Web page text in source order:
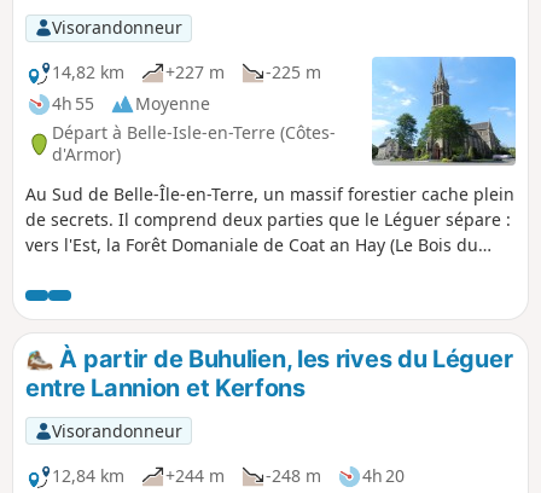
Visorandonneur
14,82 km
+227 m
-225 m
4h 55
Moyenne
Départ à Belle-Isle-en-Terre (Côtes-
d'Armor)
Au Sud de Belle-Île-en-Terre, un massif forestier cache plein
de secrets. Il comprend deux parties que le Léguer sépare :
vers l'Est, la Forêt Domaniale de Coat an Hay (Le Bois du
Bois de la Nuit). Dans cette dernière, avec un château du
XIXe siècle en pleine restauration et un ancien site
sidérurgique (mine de plomb) le cheminement se fait par
de larges chemins parfois peu éclairés par la lumière du
jour.
À partir de Buhulien, les rives du Léguer
entre Lannion et Kerfons
Visorandonneur
12,84 km
+244 m -248 m
4h 20